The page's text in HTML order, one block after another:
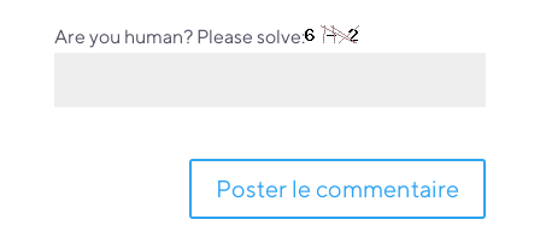
Are you human? Please solve: